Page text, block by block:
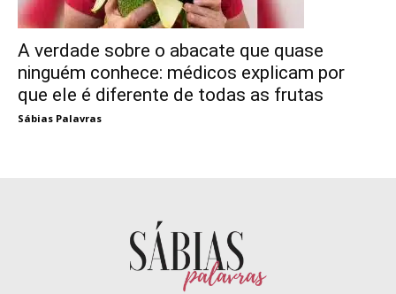
A verdade sobre o abacate que quase
ninguém conhece: médicos explicam por
que ele é diferente de todas as frutas
Sábias Palavras